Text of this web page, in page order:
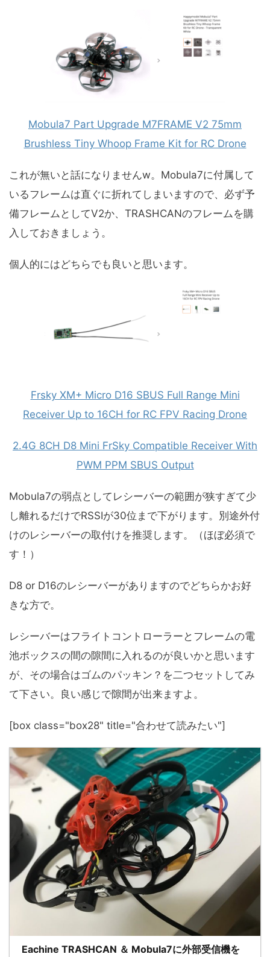
Mobula7 Part Upgrade M7FRAME V2 75mm
Brushless Tiny Whoop Frame Kit for RC Drone
これが無いと話になりませんw。Mobula7に付属して
いるフレームは直ぐに折れてしまいますので、必ず予
備フレームとしてV2か、TRASHCANのフレームを購
入しておきましょう。
個人的にはどちらでも良いと思います。
Frsky XM+ Micro D16 SBUS Full Range Mini
Receiver Up to 16CH for RC FPV Racing Drone
2.4G 8CH D8 Mini FrSky Compatible Receiver With
PWM PPM SBUS Output
Mobula7の弱点としてレシーバーの範囲が狭すぎて少
し離れるだけでRSSIが30位まで下がります。別途外付
けのレシーバーの取付けを推奨します。（ほぼ必須で
す！）
D8 or D16のレシーバーがありますのでどちらかお好
きな方で。
レシーバーはフライトコントローラーとフレームの電
池ボックスの間の隙間に入れるのが良いかと思います
が、その場合はゴムのパッキン？を二つセットしてみ
て下さい。良い感じで隙間が出来ますよ。
[box class="box28" title="合わせて読みたい"]
Eachine TRASHCAN ＆ Mobula7に外部受信機を